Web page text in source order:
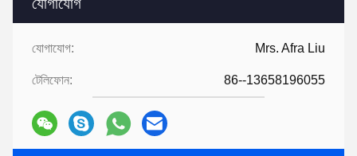
যোগাযোগ: Mrs. Afra Liu
টেলিফোন: 86--13658196055